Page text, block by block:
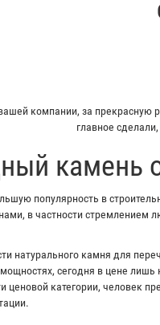
компании, за прекрасную
главное
камень
популярность в
в частности стремлением
натурального камня для
сегодня в цене
категории, человек